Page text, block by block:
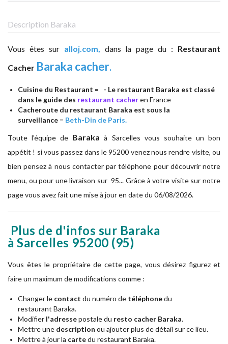
Description Baraka
Vous êtes sur alloj.com, dans la page du : Restaurant
Cacher Baraka cacher.
Cuisine du Restaurant =
- Le restaurant Baraka est classé
dans le guide des restaurant cacheren France
Cacheroute du restaurant Baraka est sous la
surveillance = Beth-Din de Paris.
Toute l'équipe de Barakaà Sarcelles vous souhaite un bon
appétit ! si vous passez dans le 95200 venez nous rendre visite, ou
bien pensez à nous contacter par téléphone pour découvrir notre
menu, ou pour une livraison sur 95... Grâce à votre visite sur notre
page vous avez fait une mise à jour en date du 06/08/2026.
Plus de d'infos sur Baraka
à Sarcelles 95200 (95)
Vous êtes le propriétaire de cette page, vous désirez figurez et
faire un maximum de modifications comme :
Changer le contact du numéro de téléphonedu
restaurant Baraka.
Modifier l'adressepostale du resto cacher Baraka.
Mettre une description ou ajouter plus de détail sur ce lieu.
Mettre à jour la cartedu restaurant Baraka.